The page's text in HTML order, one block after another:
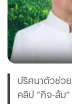
ปริศนาตัวช่ว
คลิป “กิจ-ส้ม